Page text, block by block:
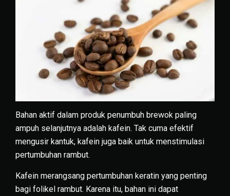
Bahan aktif dalam produk penumbuh brewok paling
ampuh selanjutnya adalah kafein. Tak cuma efektif
mengusir kantuk, kafein juga baik untuk menstimulasi
pertumbuhan rambut.
Kafein merangsang pertumbuhan keratin yang penting
bagi folikel rambut. Karena itu, bahan ini dapat